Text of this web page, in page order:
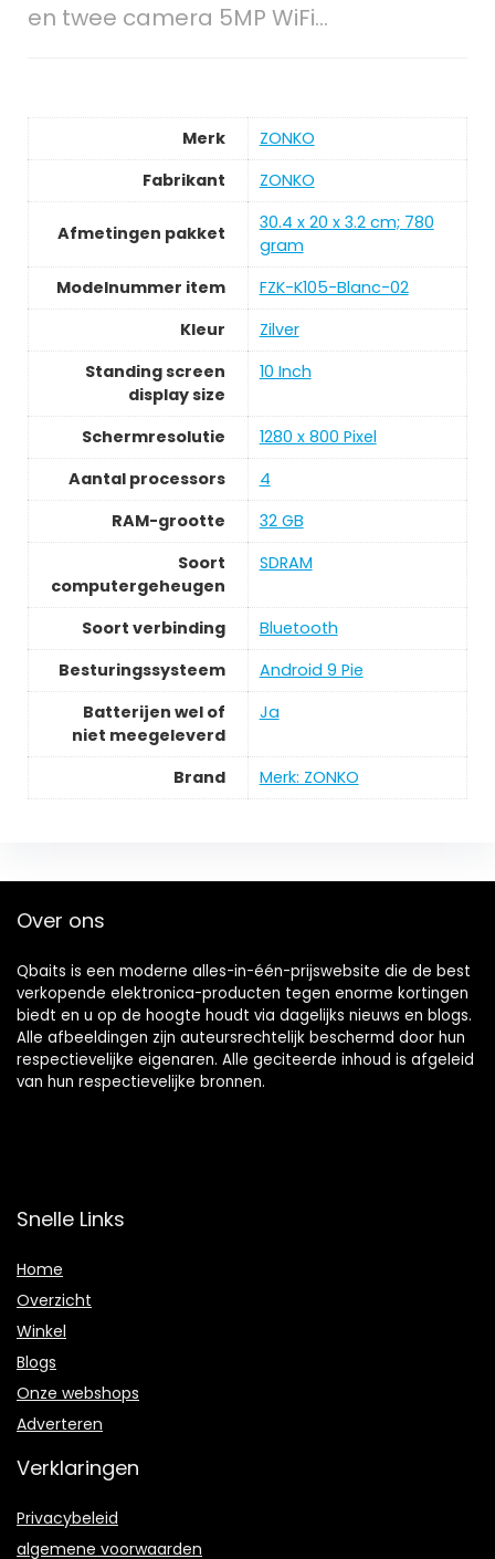
en twee camera 5MP WiFi…
Merk
ZONKO
Fabrikant
ZONKO
Afmetingen pakket
30.4 x 20 x 3.2 cm; 780
gram
Modelnummer item
FZK-K105-Blanc-02
Kleur
Zilver
Standing screen
display size
10 Inch
Schermresolutie
1280 x 800 Pixel
Aantal processors
4
RAM-grootte
32 GB
Soort
computergeheugen
SDRAM
Soort verbinding
Bluetooth
Besturingssysteem
Android 9 Pie
Batterijen wel of
niet meegeleverd
Ja
Brand Merk: ZONKO
Over ons
Qbaits is een moderne alles-in-één-prijswebsite die de best
verkopende elektronica-producten tegen enorme kortingen
biedt en u op de hoogte houdt via dagelijks nieuws en blogs.
Alle afbeeldingen zijn auteursrechtelijk beschermd door hun
respectievelijke eigenaren. Alle geciteerde inhoud is afgeleid
van hun respectievelijke bronnen.
Snelle Links
Home
Overzicht
Winkel
Blogs
Onze webshops
Adverteren
Verklaringen
Privacybeleid
algemene voorwaarden